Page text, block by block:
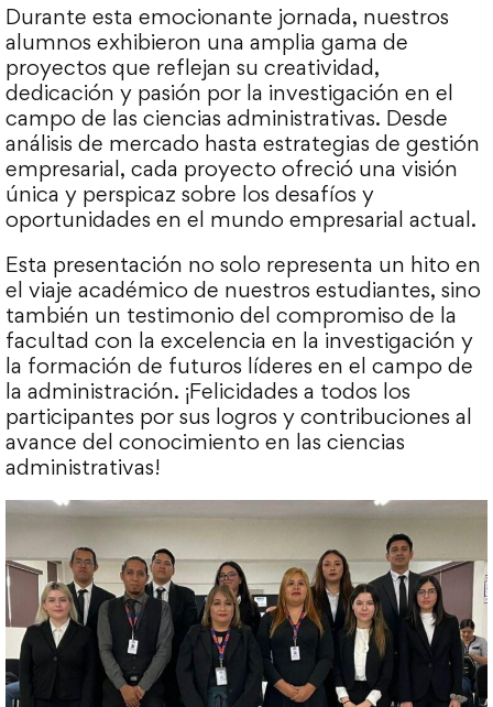
Durante esta emocionante jornada, nuestros
alumnos exhibieron una amplia gama de
proyectos que reflejan su creatividad,
dedicación y pasión por la investigación en el
campo de las ciencias administrativas. Desde
análisis de mercado hasta estrategias de gestión
empresarial, cada proyecto ofreció una visión
única y perspicaz sobre los desafíos y
oportunidades en el mundo empresarial actual.
Esta presentación no solo representa un hito en
el viaje académico de nuestros estudiantes, sino
también un testimonio del compromiso de la
facultad con la excelencia en la investigación y
la formación de futuros líderes en el campo de
la administración. ¡Felicidades a todos los
participantes por sus logros y contribuciones al
avance del conocimiento en las ciencias
administrativas!